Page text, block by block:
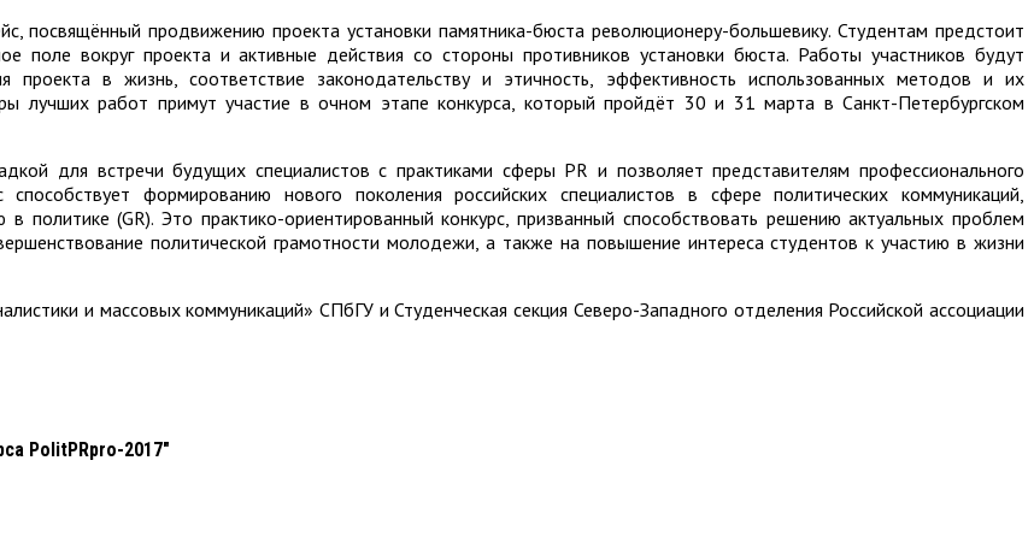
посвящённый продвижению проекта установки памятника-бюста революционеру-большевику. Студентам предстоит
поле вокруг проекта и активные действия со стороны противников установки бюста. Работы участников будут
проекта в жизнь, соответствие законодательству и этичность, эффективность использованных методов и их
лучших работ примут участие в очном этапе конкурса, который пройдёт 30 и 31 марта в Санкт-Петербургском
для встречи будущих специалистов с практиками сферы PR и позволяет представителям профессионального
формированию нового поколения российских специалистов в сфере политических коммуникаций,
(GR). Это практико-ориентированный конкурс, призванный способствовать решению актуальных проблем
политической грамотности молодежи, а также на повышение интереса студентов к участию в жизни
и массовых коммуникаций» СПбГУ и Студенческая секция Северо-Западного отделения Российской ассоциации
PolitPRpro-2017"